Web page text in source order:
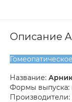
Описание
Название:
Формы выпуска:
Производители: